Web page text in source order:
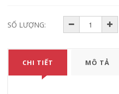
SỐ LƯỢNG:
CHI TIẾT MÔ TẢ